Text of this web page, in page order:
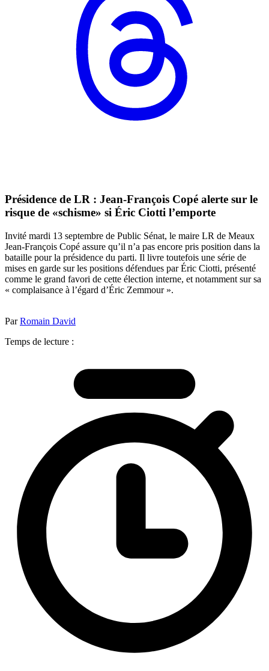
Présidence de LR : Jean-François Copé alerte sur le
risque de «schisme» si Éric Ciotti l’emporte
Invité mardi 13 septembre de Public Sénat, le maire LR de Meaux
Jean-François Copé assure qu’il n’a pas encore pris position dans la
bataille pour la présidence du parti. Il livre toutefois une série de
mises en garde sur les positions défendues par Éric Ciotti, présenté
comme le grand favori de cette élection interne, et notamment sur sa
« complaisance à l’égard d’Éric Zemmour ».
ParRomain David
Temps de lecture :